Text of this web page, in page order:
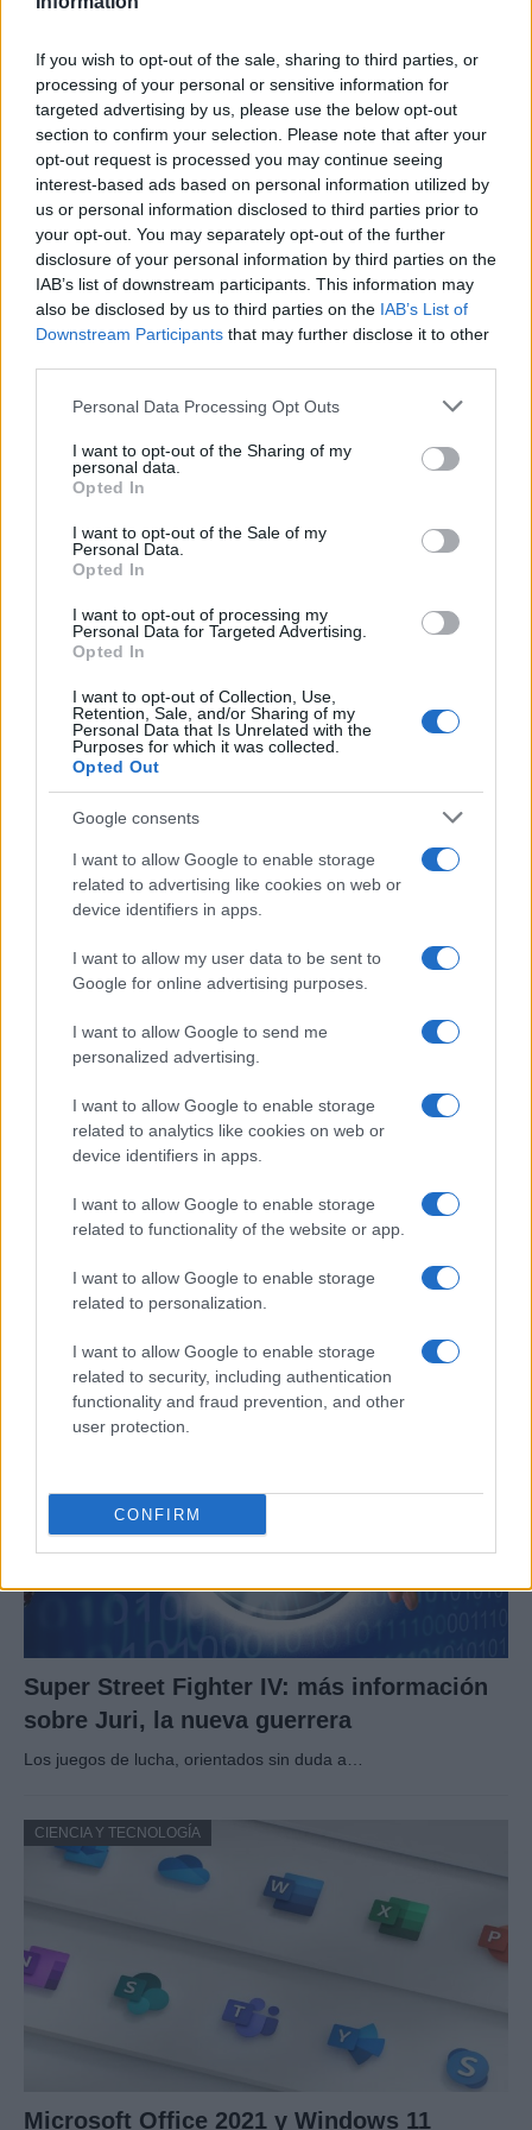
If you wish to opt-out of the sale, sharing to third parties, or
processing of your personal or sensitive information for
targeted advertising by us, please use the below opt-out
section to confirm your selection. Please note that after your
opt-out request is processed you may continue seeing
interest-based ads based on personal information utilized by
us or personal information disclosed to third parties prior to
your opt-out. You may separately opt-out of the further
disclosure of your personal information by third parties on the
IAB’s list of downstream participants. This information may
also be disclosed by us to third parties on the IAB’s List of
Downstream Participants that may further disclose it to other
Please note that this website/app uses one or more Google
not limited to your visit or usage behaviour. You may click to
grant or deny consent to Google and its third-party tags to
use your data for below specified purposes in below Google
consent section.
Personal Data Processing Opt Outs
I want to opt-out of the Sharing of my
personal data.
Opted In
I want to opt-out of the Sale of my
Personal Data.
Opted In
I want to opt-out of processing my
Personal Data for Targeted Advertising.
Opted In
I want to opt-out of Collection, Use,
Retention, Sale, and/or Sharing of my
Personal Data that Is Unrelated with the
Purposes for which it was collected.
Opted Out
Google consents
I want to allow Google to enable storage
related to advertising like cookies on web or
device identifiers in apps.
I want to allow my user data to be sent to
Google for online advertising purposes.
I want to allow Google to send me
personalized advertising.
I want to allow Google to enable storage
related to analytics like cookies on web or
device identifiers in apps.
I want to allow Google to enable storage
related to functionality of the website or app.
I want to allow Google to enable storage
related to personalization.
I want to allow Google to enable storage
related to security, including authentication
functionality and fraud prevention, and other
user protection.
CONFIRM
CIENCIA Y TECNOLOGÍA
emergentes y competencias clave
Descubre cómo elegir la mejor opción en STEAM:…
CIENCIA Y TECNOLOGÍA
Eclipse solar 2026: Todo lo que necesitas
saber sobre el evento astronómico
El 8 de abril de 2026, el cielo…
CIENCIA Y TECNOLOGÍA
éticos en inteligencia artificial
CIENCIA Y TECNOLOGÍA
Super Street Fighter IV: más información
sobre Juri, la nueva guerrera
Los juegos de lucha, orientados sin duda a…
CIENCIA Y TECNOLOGÍA
Microsoft Office 2021 y Windows 11